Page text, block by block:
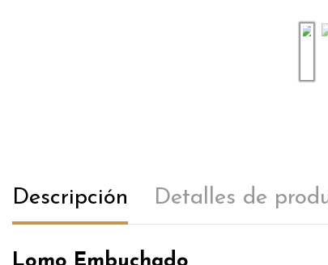
Descripción Detalles de